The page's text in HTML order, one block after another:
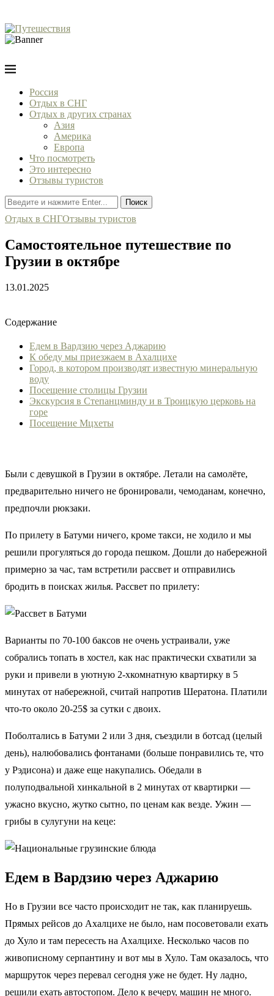
Россия
Отдых в СНГ
Отдых в других странах
Азия
Америка
Европа
Что посмотреть
Это интересно
Отзывы туристов
Поиск
Отдых в СНГОтзывы туристов
Самостоятельное путешествие по
Грузии в октябре
13.01.2025
Содержание
Едем в Вардзию через Аджарию
К обеду мы приезжаем в Ахалцихе
Город, в котором производят известную минеральную
воду
Посещение столицы Грузии
Экскурсия в Степанцминду и в Троицкую церковь на
горе
Посещение Мцхеты
Были с девушкой в Грузии в октябре. Летали на самолёте,
предварительно ничего не бронировали, чемоданам, конечно,
предпочли рюкзаки.
По прилету в Батуми ничего, кроме такси, не ходило и мы
решили прогуляться до города пешком. Дошли до набережной
примерно за час, там встретили рассвет и отправились
бродить в поисках жилья. Рассвет по прилету:
Варианты по 70-100 баксов не очень устраивали, уже
собрались топать в хостел, как нас практически схватили за
руки и привели в уютную 2-хкомнатную квартирку в 5
минутах от набережной, считай напротив Шератона. Платили
что-то около 20-25$ за сутки с двоих.
Поболтались в Батуми 2 или 3 дня, съездили в ботсад (целый
день), налюбовались фонтанами (больше понравились те, что
у Рэдисона) и даже еще накупались. Обедали в
полуподвальной хинкальной в 2 минутах от квартирки —
ужасно вкусно, жутко сытно, по ценам как везде. Ужин —
грибы в сулугуни на кеце:
Едем в Вардзию через Аджарию
Но в Грузии все часто происходит не так, как планируешь.
Прямых рейсов до Ахалцихе не было, нам посоветовали ехать
до Хуло и там пересесть на Ахалцихе. Несколько часов по
живописному серпантину и вот мы в Хуло. Там оказалось, что
маршруток через перевал сегодня уже не будет. Ну ладно,
решили ехать автостопом. Дело к вечеру, машин не много.